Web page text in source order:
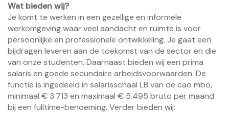
Wat bieden wij?
Je komt te werken in een gezellige en informele
werkomgeving waar veel aandacht en ruimte is voor
persoonlijke en professionele ontwikkeling. Je gaat een
bijdragen leveren aan de toekomst van de sector en die
van onze studenten. Daarnaast bieden wij een prima
salaris en goede secundaire arbeidsvoorwaarden. De
functie is ingedeeld in salarisschaal LB van de cao mbo,
minimaal € 3.713 en maximaal € 5.495 bruto per maand
bij een fulltime-benoeming. Verder bieden wij: